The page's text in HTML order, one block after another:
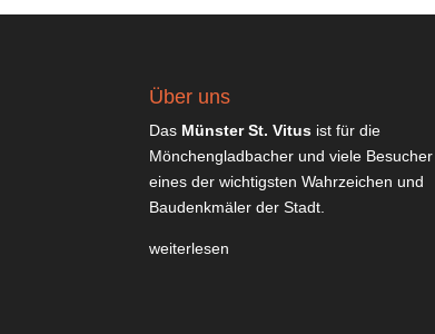
Über uns
Das Münster St. Vitus ist für die
Mönchengladbacher und viele
eines der wichtigsten Wahrzeichen und
Baudenkmäler der Stadt.
weiterlesen